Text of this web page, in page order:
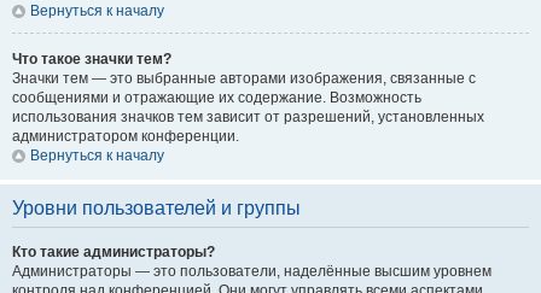
Вернуться к началу
Что такое значки тем?
Значки тем — это выбранные авторами изображения, связанные с
сообщениями и отражающие их содержание. Возможность
использования значков тем зависит от разрешений, установленных
администратором конференции.
Вернуться к началу
Уровни пользователей и группы
Кто такие администраторы?
Администраторы — это пользователи, наделённые высшим уровнем